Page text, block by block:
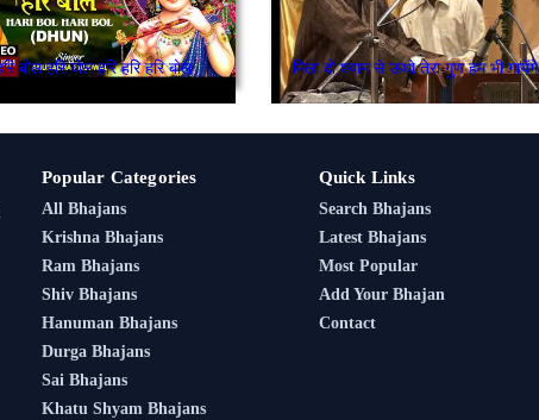
बोल हरि बोल हरि हरि हरि बोल मिला दो श्याम से ऊधो तेरा गुण हम भी गायेंगे
Popular Categories
All Bhajans
Krishna Bhajans
Ram Bhajans
Shiv Bhajans
Hanuman Bhajans
Durga Bhajans
Sai Bhajans
Khatu Shyam Bhajans
Quick Links
Search Bhajans
Latest Bhajans
Most Popular
Add Your Bhajan
Contact